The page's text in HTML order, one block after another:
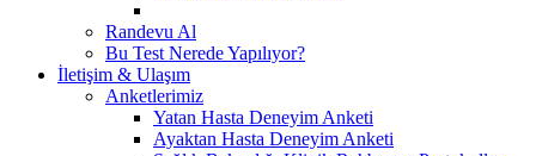
Randevu Al
Bu Test Nerede Yapılıyor?
İletişim & Ulaşım
Anketlerimiz
Yatan Hasta Deneyim Anketi
Ayaktan Hasta Deneyim Anketi